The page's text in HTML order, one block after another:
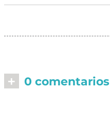
+ 0 comentarios